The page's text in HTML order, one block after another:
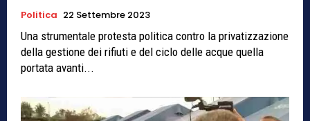
Politica 22 Settembre 2023
Una strumentale protesta politica contro la privatizzazione
della gestione dei rifiuti e del ciclo delle acque quella
portata avanti...